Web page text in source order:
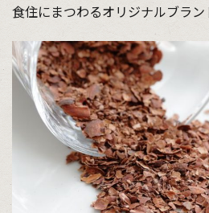
食住にまつわるオリジナルブラン